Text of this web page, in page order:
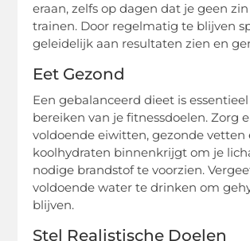
eraan, zelfs op dagen dat je geen
trainen. Door regelmatig te blijven
geleidelijk aan resultaten zien en
Eet Gezond
Een gebalanceerd dieet is
bereiken van je fitnessdoelen. Zorg
voldoende eiwitten, gezonde vetten
koolhydraten binnenkrijgt om je
nodige brandstof te voorzien.
voldoende water te drinken om
blijven.
Stel Realistische Doelen